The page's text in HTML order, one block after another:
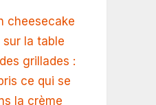
cheesecake
la table
grillades :
ce qui se
la crème